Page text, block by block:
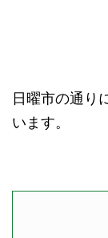
日曜市の通り
います。